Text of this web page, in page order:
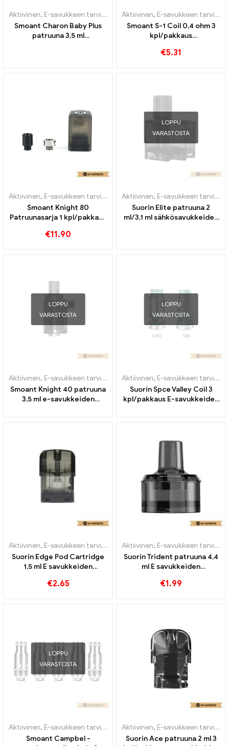
Aktiivinen, E-savukkeen tarvikkeet ,Höyrystin
Smoant Charon Baby Plus
patruuna 3,5 ml
Aktiivinen, E-savukkeen tarvikkeet
Smoant S-1 Coil 0,4 ohm 3
kpl/pakkaus
tukkumyynti丨Räätälöity
€5.31
Aktiivinen, E-savukkeen tarvikkeet ,Höyrystin
Smoant Knight 80
Patruunasarja 1 kpl/pakkaus
丨Räätälöity
€11.90
LOPPU
VARASTOSTA
Aktiivinen, E-savukkeen tarvikkeet
Suorin Elite patruuna 2
ml/3,1 ml sähkösavukkeiden
LOPPU
VARASTOSTA
Aktiivinen, E-savukkeen tarvikkeet ,Höyrystin
Smoant Knight 40 patruuna
3,5 ml e-savukkeiden
LOPPU
VARASTOSTA
Aktiivinen, E-savukkeen tarvikkeet
Suorin Spce Valley Coil 3
kpl/pakkaus E-savukkeiden
Aktiivinen, E-savukkeen tarvikkeet ,Höyrystin
Suorin Edge Pod Cartridge
1,5 ml E savukkeiden
€2.65
Aktiivinen, E-savukkeen tarvikkeet
Suorin Trident patruuna 4,4
ml E savukkeiden
€1.99
LOPPU
VARASTOSTA
Aktiivinen, E-savukkeen tarvikkeet ,Höyrystin
Smoant Campbel -
Aktiivinen, E-savukkeen tarvikkeet
Suorin Ace patruuna 2 ml 3